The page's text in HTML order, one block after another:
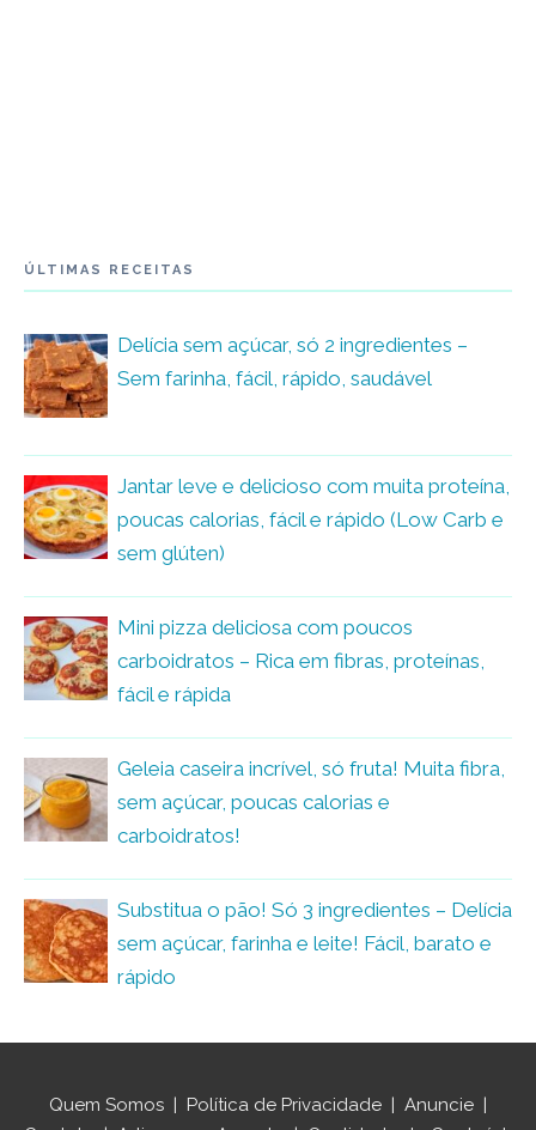
ÚLTIMAS RECEITAS
Delícia sem açúcar, só 2 ingredientes –
Sem farinha, fácil, rápido, saudável
Jantar leve e delicioso com muita proteína,
poucas calorias, fácil e rápido (Low Carb e
sem glúten)
Mini pizza deliciosa com poucos
carboidratos – Rica em fibras, proteínas,
fácil e rápida
Geleia caseira incrível, só fruta! Muita fibra,
sem açúcar, poucas calorias e
carboidratos!
Substitua o pão! Só 3 ingredientes – Delícia
sem açúcar, farinha e leite! Fácil, barato e
rápido
Quem Somos | Política de Privacidade | Anuncie |